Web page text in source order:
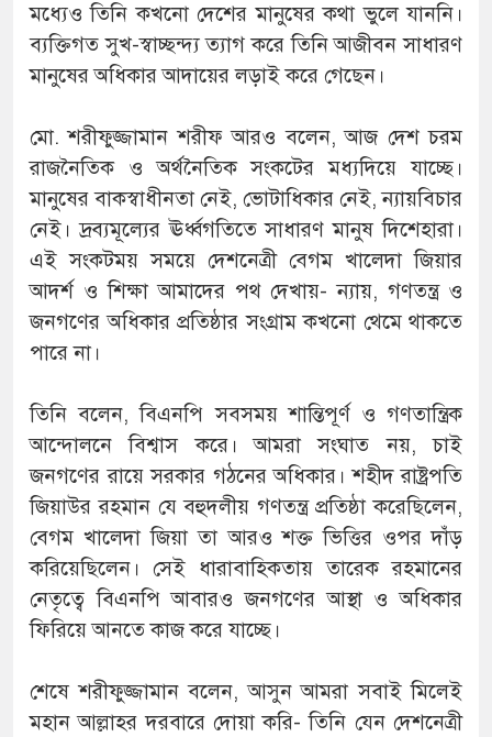
মধ্যেও তিনি কখনো দেশের মানুষের কথা ভুলে যাননি।
ব্যক্তিগত সুখ-স্বাচ্ছন্দ্য ত্যাগ করে তিনি আজীবন সাধারণ
মানুষের অধিকার আদায়ের লড়াই করে গেছেন।
মো. শরীফুজ্জামান শরীফ আরও বলেন, আজ দেশ চরম
রাজনৈতিক ও অর্থনৈতিক সংকটের মধ্যদিয়ে যাচ্ছে।
মানুষের বাকস্বাধীনতা নেই, ভোটাধিকার নেই, ন্যায়বিচার
নেই। দ্রব্যমূল্যের ঊর্ধ্বগতিতে সাধারণ মানুষ দিশেহারা।
এই সংকটময় সময়ে দেশনেত্রী বেগম খালেদা জিয়ার
আদর্শ ও শিক্ষা আমাদের পথ দেখায়- ন্যায়, গণতন্ত্র ও
জনগণের অধিকার প্রতিষ্ঠার সংগ্রাম কখনো থেমে থাকতে
পারে না।
তিনি বলেন, বিএনপি সবসময় শান্তিপূর্ণ ও গণতান্ত্রিক
আন্দোলনে বিশ্বাস করে। আমরা সংঘাত নয়, চাই
জনগণের রায়ে সরকার গঠনের অধিকার। শহীদ রাষ্ট্রপতি
জিয়াউর রহমান যে বহুদলীয় গণতন্ত্র প্রতিষ্ঠা করেছিলেন,
বেগম খালেদা জিয়া তা আরও শক্ত ভিত্তির ওপর দাঁড়
করিয়েছিলেন। সেই ধারাবাহিকতায় তারেক রহমানের
নেতৃত্বে বিএনপি আবারও জনগণের আস্থা ও অধিকার
ফিরিয়ে আনতে কাজ করে যাচ্ছে।
শেষে শরীফুজ্জামান বলেন, আসুন আমরা সবাই মিলেই
মহান আল্লাহর দরবারে দোয়া করি- তিনি যেন দেশনেত্রী